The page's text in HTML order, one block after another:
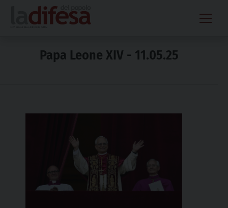
content
Papa Leone XIV - 11.05.25